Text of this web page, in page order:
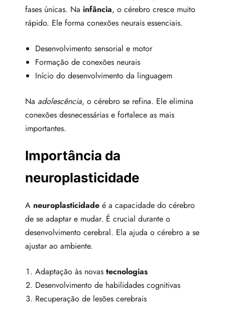
fases únicas. Na infância, o cérebro cresce muito
rápido. Ele forma conexões neurais essenciais.
Desenvolvimento sensorial e motor
Formação de conexões neurais
Início do desenvolvimento da linguagem
Na adolescência, o cérebro se refina. Ele elimina
conexões desnecessárias e fortalece as mais
importantes.
Importância da
neuroplasticidade
A neuroplasticidade é a capacidade do cérebro
de se adaptar e mudar. É crucial durante o
desenvolvimento cerebral. Ela ajuda o cérebro a se
ajustar ao ambiente.
Adaptação às novas tecnologias
Desenvolvimento de habilidades cognitivas
Recuperação de lesões cerebrais